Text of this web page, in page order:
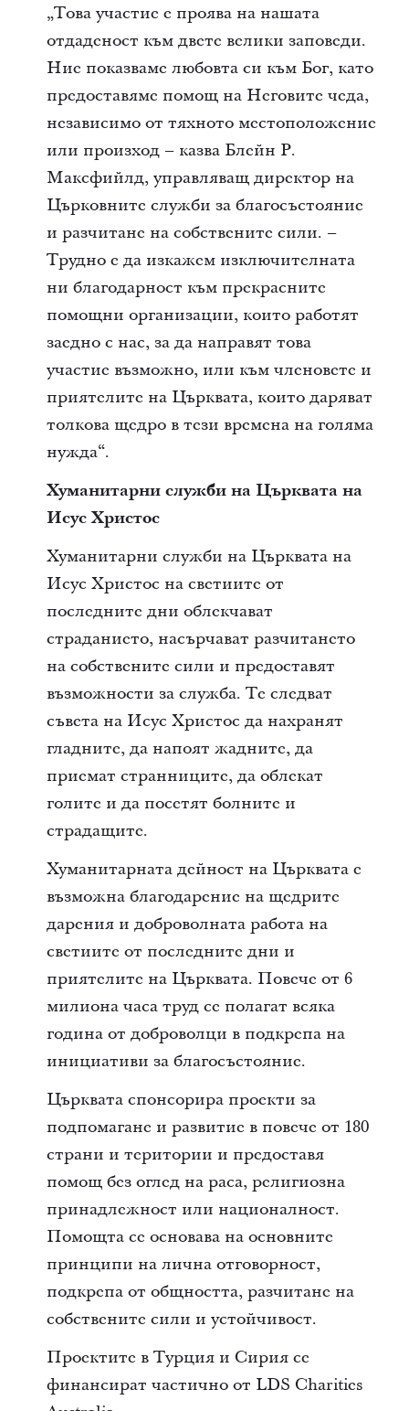
„Това участие е проява на нашата
отдаденост към двете велики заповеди.
Ние показваме любовта си към Бог, като
предоставяме помощ на Неговите чеда,
независимо от тяхното местоположение
или произход – казва Блейн Р.
Максфийлд, управляващ директор на
Църковните служби за благосъстояние
и разчитане на собствените сили. –
Трудно е да изкажем изключителната
ни благодарност към прекрасните
помощни организации, които работят
заедно с нас, за да направят това
участие възможно, или към членовете и
приятелите на Църквата, които даряват
толкова щедро в тези времена на голяма
нужда“.
Хуманитарни служби на Църквата на
Исус Христос
Хуманитарни служби на Църквата на
Исус Христос на светиите от
последните дни облекчават
страданието, насърчават разчитането
на собствените сили и предоставят
възможности за служба. Те следват
съвета на Исус Христос да нахранят
гладните, да напоят жадните, да
приемат странниците, да облекат
голите и да посетят болните и
страдащите.
Хуманитарната дейност на Църквата е
възможна благодарение на щедрите
дарения и доброволната работа на
светиите от последните дни и
приятелите на Църквата. Повече от 6
милиона часа труд се полагат всяка
година от доброволци в подкрепа на
инициативи за благосъстояние.
Църквата спонсорира проекти за
подпомагане и развитие в повече от 180
страни и територии и предоставя
помощ без оглед на раса, религиозна
принадлежност или националност.
Помощта се основава на основните
принципи на лична отговорност,
подкрепа от общността, разчитане на
собствените сили и устойчивост.
Проектите в Турция и Сирия се
финансират частично от LDS Charities